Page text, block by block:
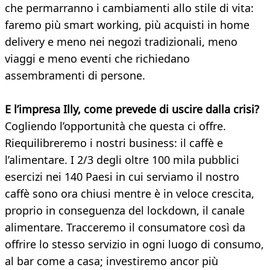
che permarranno i cambiamenti allo stile di vita:
faremo più smart working, più acquisti in home
delivery e meno nei negozi tradizionali, meno
viaggi e meno eventi che richiedano
assembramenti di persone.
E l’impresa Illy, come prevede di uscire dalla crisi?
Cogliendo l’opportunità che questa ci offre.
Riequilibreremo i nostri business: il caffè e
l’alimentare. I 2/3 degli oltre 100 mila pubblici
esercizi nei 140 Paesi in cui serviamo il nostro
caffè sono ora chiusi mentre è in veloce crescita,
proprio in conseguenza del lockdown, il canale
alimentare. Tracceremo il consumatore così da
offrire lo stesso servizio in ogni luogo di consumo,
al bar come a casa; investiremo ancor più